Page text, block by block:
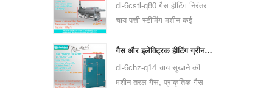
dl-6cstl-q80 गैस हीटिंग निरंतर
चाय पत्ती स्टीमिंग मशीन कई
ऊलोंग चाय और अन्य के लिए
उपयोग कर सकती है।
गैस और इलेक्ट्रिक हीटिंग ग्रीन टी लीफ ड्रायर मशीन 6chz-q14
dl-6chz-q14 चाय सुखाने की
मशीन तरल गैस, प्राकृतिक गैस